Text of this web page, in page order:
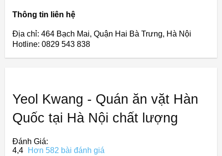
Thông tin liên hệ
Địa chỉ: 464 Bạch Mai, Quận Hai Bà Trưng, Hà Nội
Hotline: 0829 543 838
Yeol Kwang - Quán ăn vặt Hàn
Quốc tại Hà Nội chất lượng
Đánh Giá:
4,4
Hơn 582 bài đánh giá